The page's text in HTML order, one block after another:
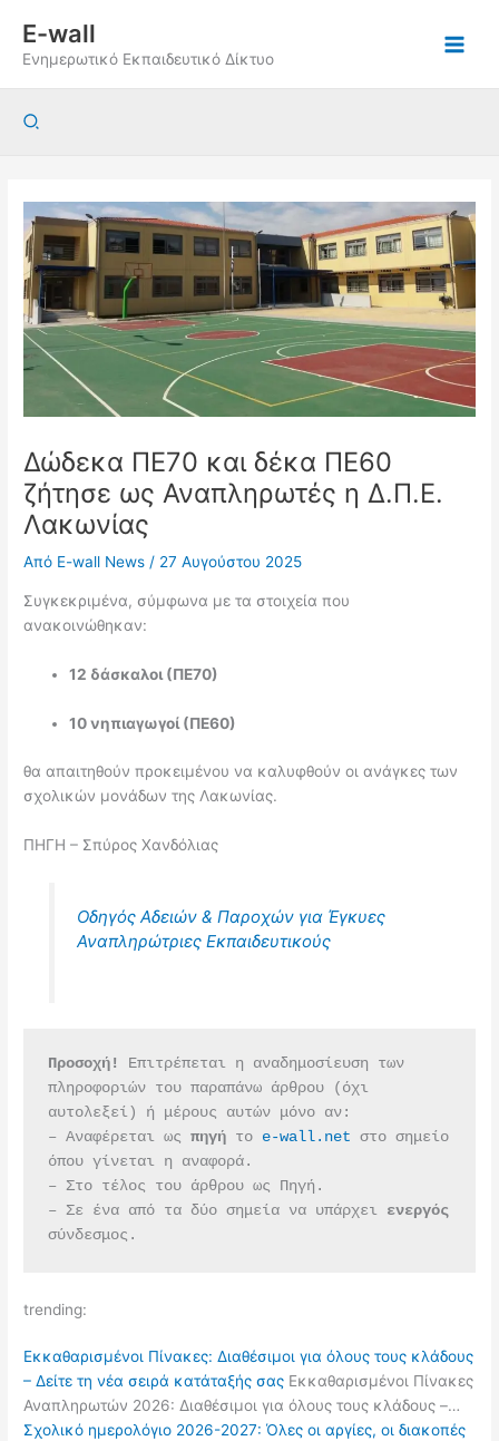
περιεχόμενο
E-wall
Ενημερωτικό Εκπαιδευτικό Δίκτυο
Αναζήτηση
Δώδεκα ΠΕ70 και δέκα ΠΕ60
ζήτησε ως Αναπληρωτές η Δ.Π.Ε.
Λακωνίας
Από E-wall News / 27 Αυγούστου 2025
Συγκεκριμένα, σύμφωνα με τα στοιχεία που
ανακοινώθηκαν:
12 δάσκαλοι (ΠΕ70)
10 νηπιαγωγοί (ΠΕ60)
θα απαιτηθούν προκειμένου να καλυφθούν οι ανάγκες των
σχολικών μονάδων της Λακωνίας.
ΠΗΓΗ – Σπύρος Χανδόλιας
Οδηγός Αδειών & Παροχών για Έγκυες
Αναπληρώτριες Εκπαιδευτικούς
Προσοχή!
Επιτρέπεται η αναδημοσίευση των
πληροφοριών του παραπάνω άρθρου (όχι
αυτολεξεί) ή μέρους αυτών μόνο αν:
– Αναφέρεται ως πηγή το e-wall.net στο σημείο
όπου γίνεται η αναφορά.
– Στο τέλος του άρθρου ως Πηγή.
– Σε ένα από τα δύο σημεία να υπάρχει
ενεργός
σύνδεσμος.
trending:
Εκκαθαρισμένοι Πίνακες: Διαθέσιμοι για όλους τους κλάδους
– Δείτε τη νέα σειρά κατάταξής σας Εκκαθαρισμένοι Πίνακες
Αναπληρωτών 2026: Διαθέσιμοι για όλους τους κλάδους –…
Σχολικό ημερολόγιο 2026-2027: Όλες οι αργίες, οι διακοπές